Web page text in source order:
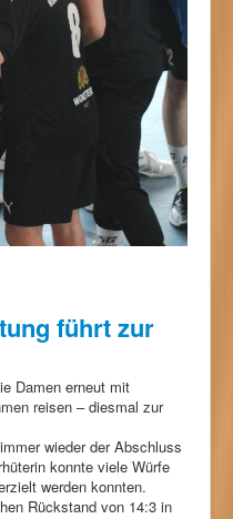
führt zur
Damen erneut mit
reisen – diesmal zur
wieder der Abschluss
konnte viele Würfe
werden konnten.
Rückstand von 14:3 in